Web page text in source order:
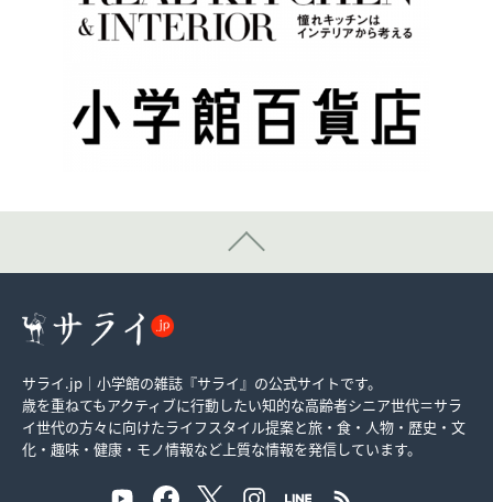
サライ.jp｜小学館の雑誌『サライ』の公式サイトです。
歳を重ねてもアクティブに行動したい知的な高齢者シニア世代＝サラ
イ世代の方々に向けたライフスタイル提案と旅・食・人物・歴史・文
化・趣味・健康・モノ情報など上質な情報を発信しています。